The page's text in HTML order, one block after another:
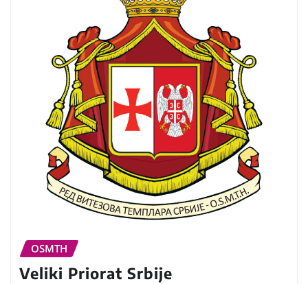
OSMTH
Veliki Priorat Srbije